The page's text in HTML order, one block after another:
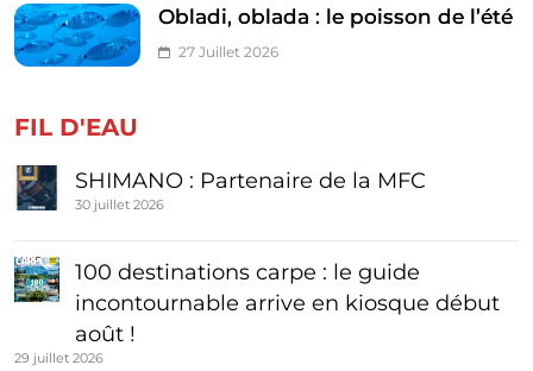
Obladi, oblada : le poisson de l’été
27 Juillet 2026
FIL D'EAU
SHIMANO : Partenaire de la MFC
30 juillet 2026
100 destinations carpe : le guide
incontournable arrive en kiosque début
août !
29 juillet 2026